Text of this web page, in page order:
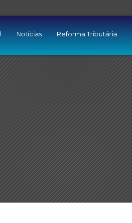
Notícias Reforma Tributária